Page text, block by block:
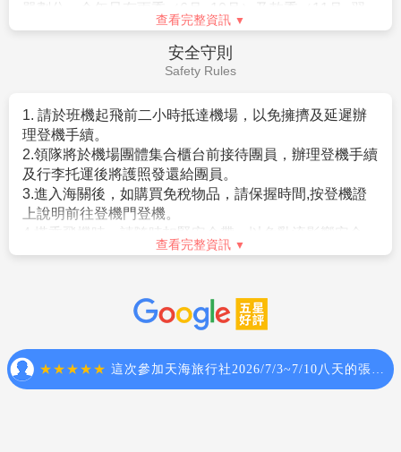
單劃分，全年只有雨季（6月~10月）及乾季（11月~翌
年4月）
年平均溫雖高，但還是建議您隨身攜帶一件輕便薄外
套，以防冷氣房及山區的涼意。
泰國社會文化與台灣有些差異，有些當地風俗習慣不可
不知，以免觸犯當地人，招惹不必要的麻煩更影響遊
興。
泰國人相信每個人頭上都有精靈，被人摸頭或以手揮過
頭頂，將使精靈之光黯淡無神，因此切記不可摸泰國人
的頭。
不可用腳來指物品，泰國人認為腳是最污髒的地方，因
此以腳指物品及水果都是不敬的。
體，否則他多年修行將毀於一旦。
泰國交通駕駛靠左邊行駛，與台灣相反，逛街過馬路請
水不可生飲。
泰國絕大部份酒店均不提供牙膏牙刷等私人性必需品，
查看完整資訊
安全守則
Safety Rules
1. 請於班機起飛前二小時抵達機場，以免擁擠及延遲辦
理登機手續。
2.領隊將於機場團體集合櫃台前接待團員，辦理登機手續
及行李托運後將護照發還給團員。
3.進入海關後，如購買免稅物品，請保握時間,按登機證
上說明前往登機門登機。
4.搭乘飛機時，請隨時扣緊安全帶，以免亂流影響安全。
5.貴重物品請託放至飯店保險箱，如需隨身攜帶切勿離
浴室時請特別注意安全，保持地板乾燥以免因滑倒發生
危險；勿在燈上晾衣物、勿在床上吸煙，聽到警報器響
請由緊急出口迅速離開。
7.游泳池未開放時請勿擅自入池游泳，並切記勿單獨入
池。
查看完整資訊